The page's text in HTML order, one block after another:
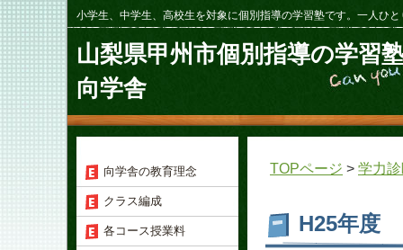
小学生、中学生、高校生を対象に個別指導の学習塾です。一人ひ
山梨県甲州市個別指導の学習
向学舎
TOPページ > 学力
H25年度
向学舎の教育理念
クラス編成
各コース授業料